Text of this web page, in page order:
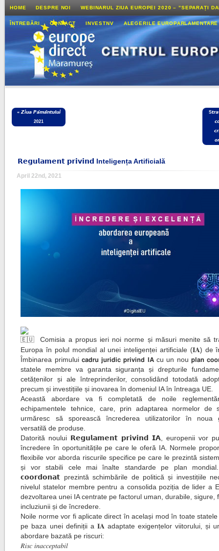
HOME DESPRE NOI WEBINARUL ZIUA EUROPEI 2020 – ”SEPARAȚI
ÎNTREBĂRI CONTACT INVESTNV ALEGERILE
«𝙕𝙞𝙪𝙖 𝙋𝙖̆𝙢𝙖̂𝙣𝙩𝙪𝙡𝙪𝙞
2021
𝗥𝗲𝗴𝘂𝗹𝗮𝗺𝗲𝗻𝘁 𝗽𝗿𝗶𝘃𝗶𝗻𝗱 Inteligența Artificială
April 22nd, 2021
Comisia a propus ieri noi norme și măsuri menite să
Europa în polul mondial al unei inteligenței artificiale (𝐈𝐀) de
Îmbinarea primului 𝗰𝗮𝗱𝗿𝘂 𝗷𝘂𝗿𝗶𝗱𝗶𝗰 𝗽𝗿𝗶𝘃𝗶𝗻𝗱 𝗜𝗔 cu un nou 𝗽𝗹𝗮𝗻
statele membre va garanta siguranța și drepturile
cetățenilor și ale întreprinderilor, consolidând totodată
precum și investițiile și inovarea în domeniul IA în întreaga UE.
Această abordare va fi completată de noile
echipamentele tehnice, care, prin adaptarea normelor de
urmăresc să sporească încrederea utilizatorilor în noua
versatilă de produse.
Datorită noului 𝗥𝗲𝗴𝘂𝗹𝗮𝗺𝗲𝗻𝘁 𝗽𝗿𝗶𝘃𝗶𝗻𝗱 𝗜𝗔, europenii vor
încredere în oportunitățile pe care le oferă IA. Normele
flexibile vor aborda riscurile specifice pe care le prezintă
și vor stabili cele mai înalte standarde pe plan
𝗰𝗼𝗼𝗿𝗱𝗼𝗻𝗮𝘁 prezintă schimbările de politică și investițiile
nivelul statelor membre pentru a consolida poziția de lider a
dezvoltarea unei IA centrate pe factorul uman, durabile, sigure,
incluziunii și de încredere.
Noile norme vor fi aplicate direct în același mod în toate
pe baza unei definiții a 𝐈𝐀 adaptate exigențelor viitorului, și
abordare bazată pe riscuri:
𝑅𝑖𝑠𝑐 𝑖𝑛𝑎𝑐𝑐𝑒𝑝𝑡𝑎𝑏𝑖𝑙